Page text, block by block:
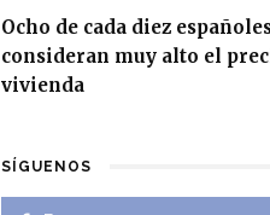
Ocho de cada diez
consideran muy alto el
vivienda
SÍGUENOS